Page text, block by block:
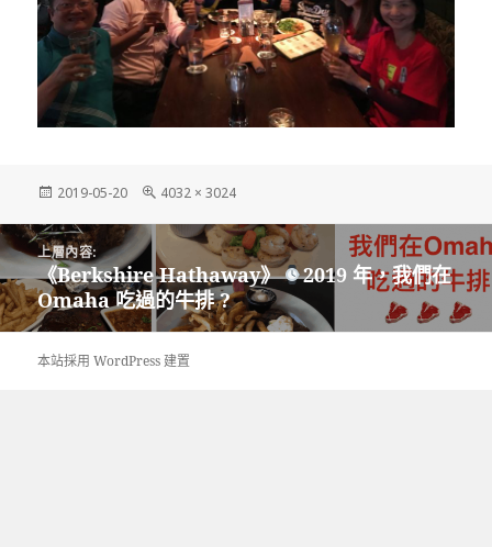
發
日
期:
2019-05-20
完
尺
寸
4032 × 3024
文
章
導
覽
上層內容:
《Berkshire Hathaway》
2019 年，我們在
Omaha 吃過的牛排 ?
本站採用 WordPress 建置